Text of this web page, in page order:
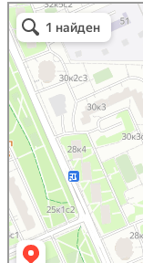
НК Дент
Стоматологическая